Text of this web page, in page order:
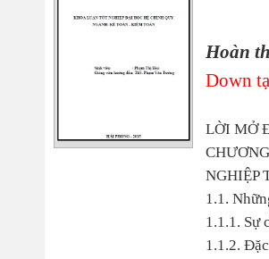
Hoàn
Down
LỜI MỞ
NGHIỆP
1.1.
1.1.1. Sự
1.1.2.